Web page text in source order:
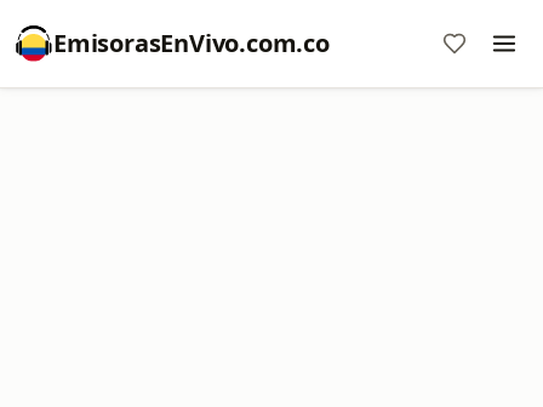
EmisorasEnVivo.com.co